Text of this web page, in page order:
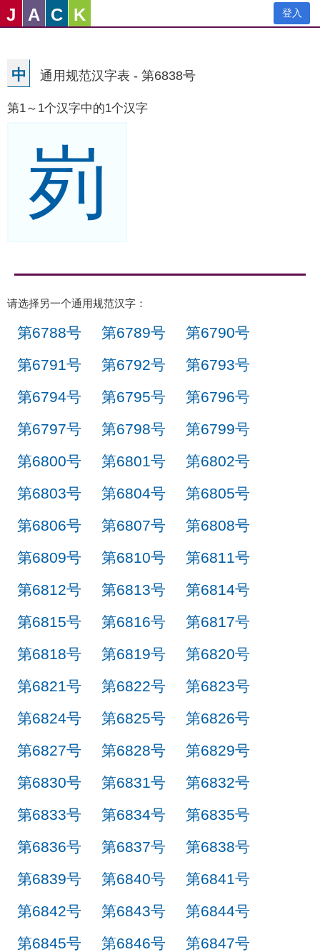
J A C K 登入
中 通用规范汉字表 - 第6838号
第1～1个汉字中的1个汉字
峛
请选择另一个通用规范汉字：
第6788号 第6789号
第6790号
第6791号
第6792号
第6793号
第6794号
第6795号
第6796号
第6797号
第6798号
第6799号
第6800号
第6801号
第6802号
第6803号
第6804号
第6805号
第6806号
第6807号
第6808号
第6809号
第6810号
第6811号
第6812号
第6813号
第6814号
第6815号
第6816号
第6817号
第6818号
第6819号
第6820号
第6821号
第6822号
第6823号
第6824号
第6825号
第6826号
第6827号
第6828号
第6829号
第6830号
第6831号
第6832号
第6833号
第6834号
第6835号
第6836号
第6837号
第6838号
第6839号
第6840号
第6841号
第6842号
第6843号
第6844号
第6845号
第6846号
第6847号